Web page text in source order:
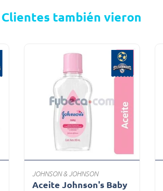
también vieron
JOHNSON & JOHNSON
Aceite Johnson's Baby